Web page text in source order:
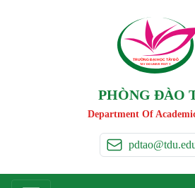
TRƯỜNG ĐẠI HỌC TÂY ĐÔ
TAY DO UNIVERSIT Y
PHÒNG ĐÀO
Department Of